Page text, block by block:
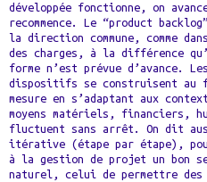
développée fonctionne, on
recommence. Le “product
la direction commune, comme
des charges, à la différence
forme n’est prévue d’avance. Les
dispositifs se construisent au
mesure en s’adaptant aux
moyens matériels, financiers,
fluctuent sans arrêt. On dit
itérative (étape par étape),
à la gestion de projet un bon
naturel, celui de permettre des